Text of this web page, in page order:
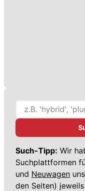
Such-Tipp: Wir
Suchplattformen
und Neuwagen
den Seiten)